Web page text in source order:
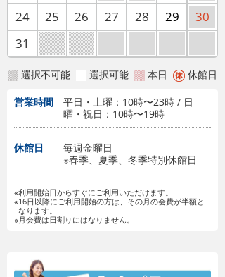
24
25 26 27 28 29
30
31
選択不可能 選択可能 本日 休館日
営業時間
平日・土曜：10時〜23時 / 日
曜・祝日：10時〜19時
休館日
毎週金曜日
※春季、夏季、冬季特別休館日
※利用開始日からすぐにご利用いただけます。
※16日以降にご利用開始の方は、その月の会費が半額と
なります。
※月会費は日割りにはなりません。